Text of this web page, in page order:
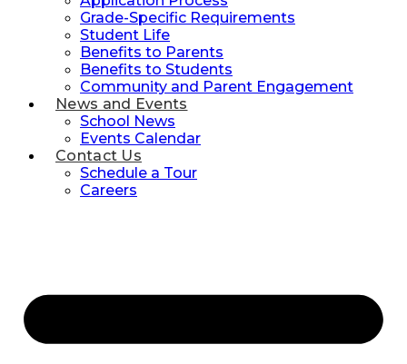
Grade-Specific Requirements
Student Life
Benefits to Parents
Benefits to Students
Community and Parent Engagement
News and Events
School News
Events Calendar
Contact Us
Schedule a Tour
Careers